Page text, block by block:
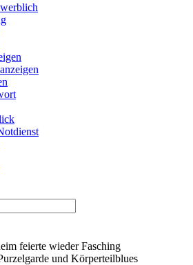
feierte wieder Fasching
und Körperteilblues